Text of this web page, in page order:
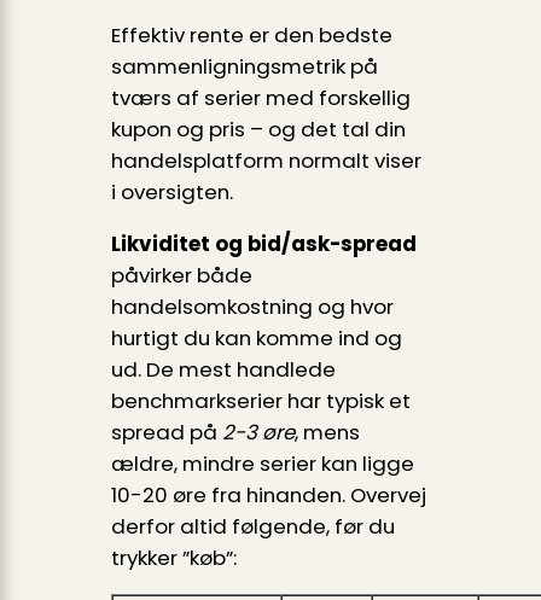
Effektiv rente er den bedste
sammenlignings­metrik på
tværs af serier med forskellig
kupon og pris – og det tal din
handelsplatform normalt viser
i oversigten.
Likviditet og bid/ask-spread
påvirker både
handelsomkostning og hvor
hurtigt du kan komme ind og
ud. De mest handlede
benchmarkserier har typisk et
spread på 2-3 øre, mens
ældre, mindre serier kan ligge
10-20 øre fra hinanden. Overvej
derfor altid følgende, før du
trykker ”køb”: